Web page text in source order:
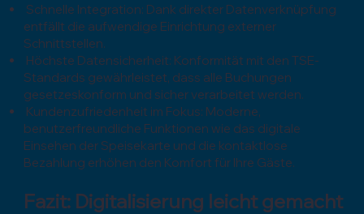
Schnelle Integration: Dank direkter Datenverknüpfung
entfällt die aufwendige Einrichtung externer
Schnittstellen.
Höchste Datensicherheit: Konformität mit den TSE-
Standards gewährleistet, dass alle Buchungen
gesetzeskonform und sicher verarbeitet werden.
Kundenzufriedenheit im Fokus: Moderne,
benutzerfreundliche Funktionen wie das digitale
Einsehen der Speisekarte und die kontaktlose
Bezahlung erhöhen den Komfort für Ihre Gäste.
Fazit: Digitalisierung leicht gemacht